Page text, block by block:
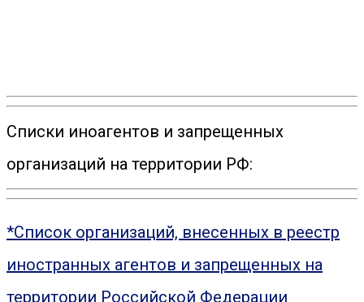
Списки иноагентов и запрещенных
организаций на территории РФ:
*Список организаций, внесенных в реестр
иностранных агентов и запрещенных на
территории Российской Федерации